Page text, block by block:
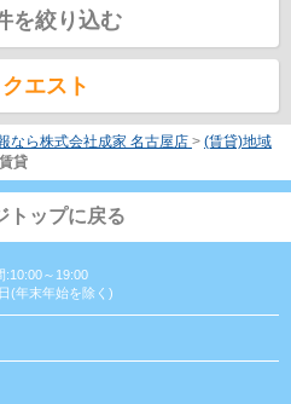
を絞り込む
エスト
なら株式会社成家 名古屋店 > (賃貸)地域
貸
トップに戻る
:10:00～19:00
(年末年始を除く)